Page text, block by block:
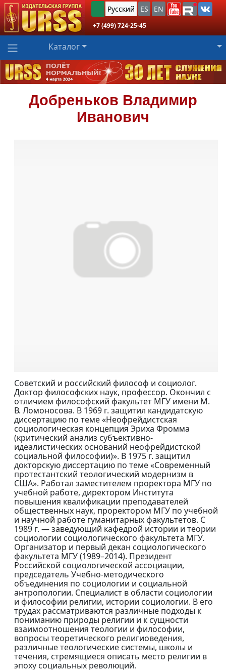
Русский ES EN
+7 (499) 724-25-45
Каталог
Добреньков Владимир
Иванович
Советский и российский философ и социолог.
Доктор философских наук, профессор. Окончил с
отличием философский факультет МГУ имени М.
В. Ломоносова. В 1969 г. защитил кандидатскую
диссертацию по теме «Неофрейдистская
социологическая концепция Эриха Фромма
(критический анализ субъективно-
идеалистических оснований неофрейдистской
социальной философии)». В 1975 г. защитил
докторскую диссертацию по теме «Современный
протестантский теологический модернизм в
США». Работал заместителем проректора МГУ по
учебной работе, директором Института
повышения квалификации преподавателей
общественных наук, проректором МГУ по учебной
и научной работе гуманитарных факультетов. С
1989 г. — заведующий кафедрой истории и теории
социологии социологического факультета МГУ.
Организатор и первый декан социологического
факультета МГУ (1989–2014). Президент
Российской социологической ассоциации,
председатель Учебно-методического
объединения по социологии и социальной
антропологии. Специалист в области социологии
и философии религии, истории социологии. В его
трудах рассматриваются различные подходы к
пониманию природы религии и к сущности
взаимоотношения теологии и философии,
вопросы теоретического религиоведения,
различные теологические системы, школы и
течения, стремящиеся описать место религии в
эпоху социальных революций.